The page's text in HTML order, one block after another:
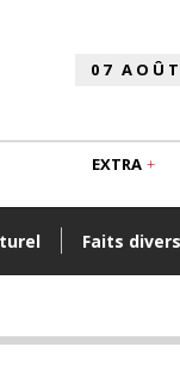
Faits divers
EXTRA